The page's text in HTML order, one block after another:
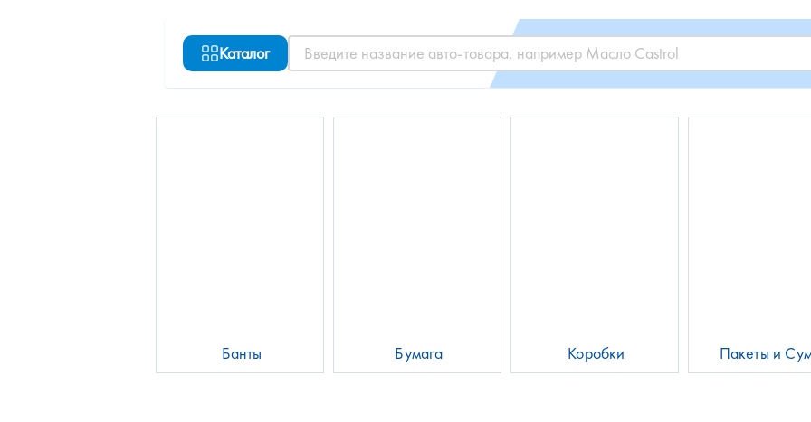
Каталог
Банты Бумага Коробки Пакеты и